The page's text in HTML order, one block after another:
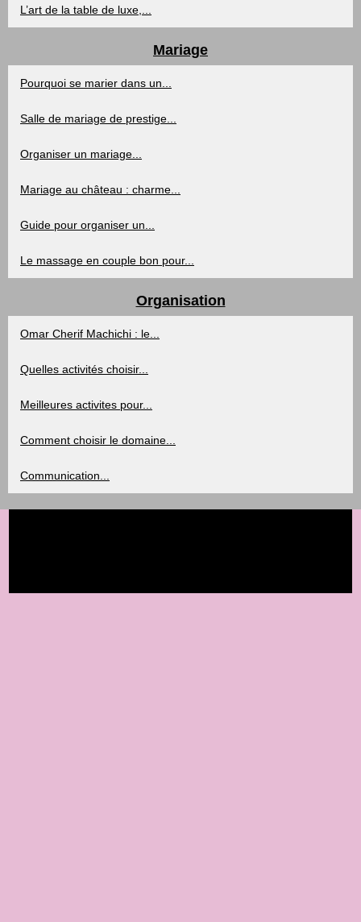
L’art de la table de luxe,...
Mariage
Pourquoi se marier dans un...
Salle de mariage de prestige...
Organiser un mariage...
Mariage au château : charme...
Guide pour organiser un...
Le massage en couple bon pour...
Organisation
Omar Cherif Machichi : le...
Quelles activités choisir...
Meilleures activites pour...
Comment choisir le domaine...
Communication...